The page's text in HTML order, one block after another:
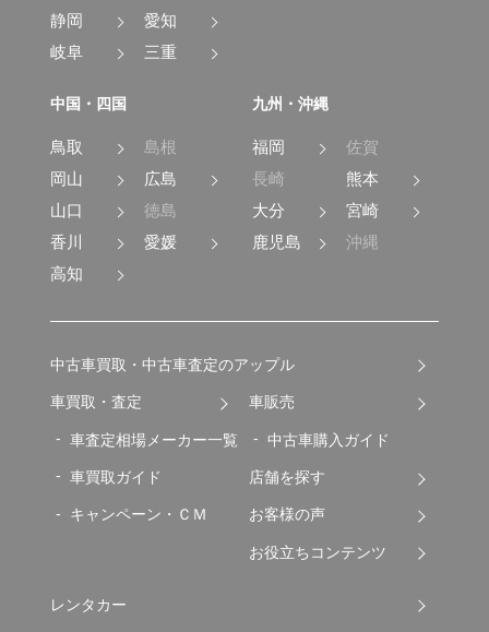
静岡
愛知
岐阜
三重
中国・四国
鳥取
島根
岡山
広島
山口
徳島
香川
愛媛
高知
九州・沖縄
福岡
佐賀
長崎
熊本
大分
宮崎
鹿児島
沖縄
中古車買取・中古車査定のアップル
車買取・査定
車査定相場メーカー一覧
車買取ガイド
キャンペーン・ＣＭ
車販売
中古車購入ガイド
店舗を探す
お客様の声
お役立ちコンテンツ
レンタカー